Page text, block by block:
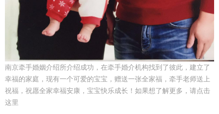
南京牵手婚姻介绍所介绍成功，在牵手婚介机构找到了彼此，建立了
幸福的家庭，现有一个可爱的宝宝，赠送一张全家福，牵手老师送上
祝福，祝愿全家幸福安康，宝宝快乐成长！如果想了解更多，请点击
这里